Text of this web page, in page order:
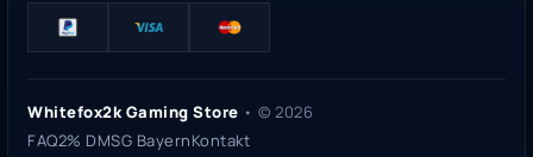
Whitefox2k Gaming Store • © 2026
FAQ2% DMSG BayernKontakt